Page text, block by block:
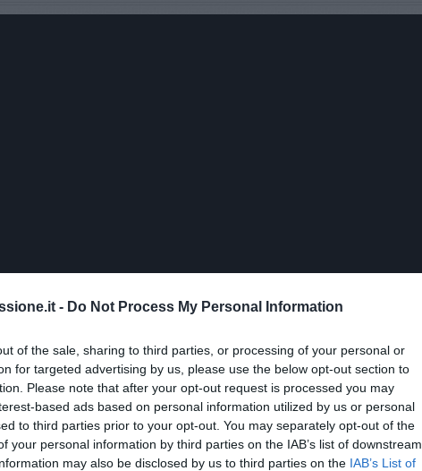
- Do Not Process My Personal Information
of the sale, sharing to third parties, or processing of your personal or
for targeted advertising by us, please use the below opt-out section to
Please note that after your opt-out request is processed you may
based ads based on personal information utilized by us or personal
to third parties prior to your opt-out. You may separately opt-out of the
your personal information by third parties on the IAB’s list of downstream
may also be disclosed by us to third parties on the IAB’s List of